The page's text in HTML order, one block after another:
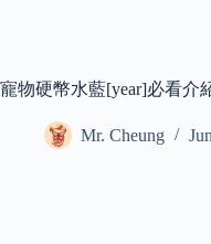
寵物硬幣水藍[year]必看介
Mr. Cheung